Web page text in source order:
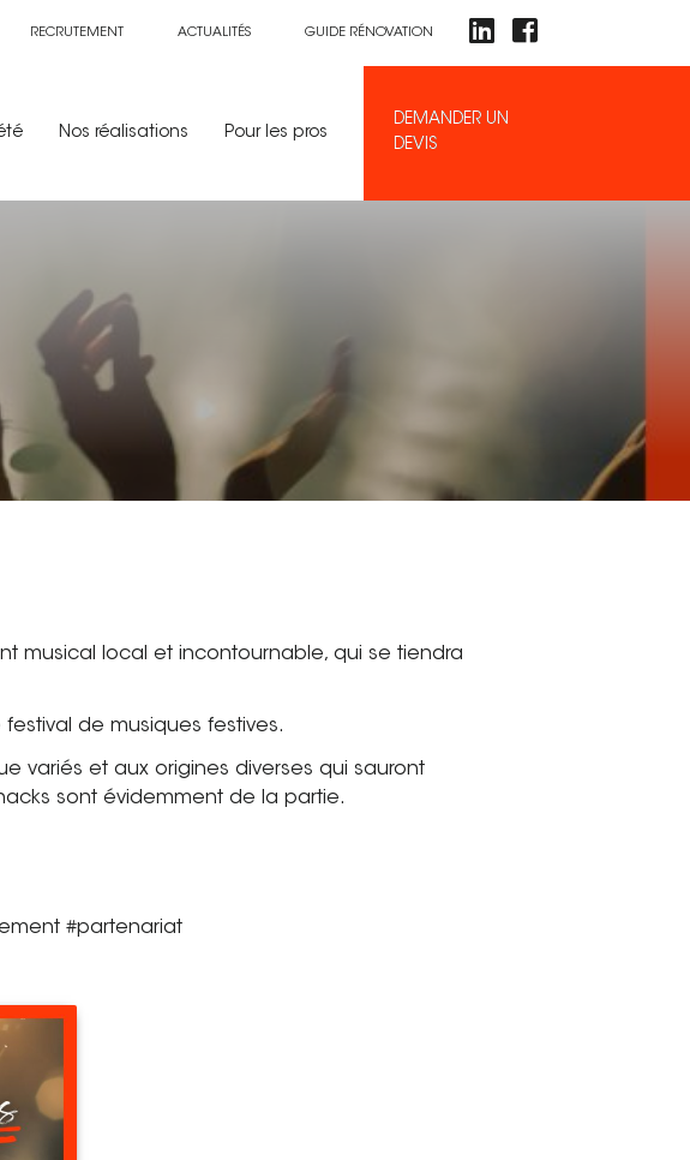
RECRUTEMENT ACTUALITÉS GUIDE RÉNOVATION
Nos réalisations Pour les pros
DEMANDER UN
DEVIS
musical local et incontournable, qui se tiendra
festival de musiques festives.
variés et aux origines diverses qui sauront
sont évidemment de la partie.
#partenariat